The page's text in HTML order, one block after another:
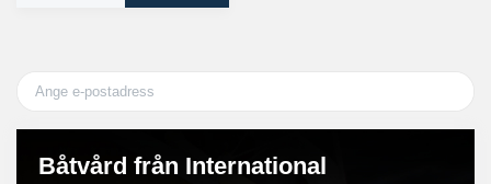
Båtvård från International